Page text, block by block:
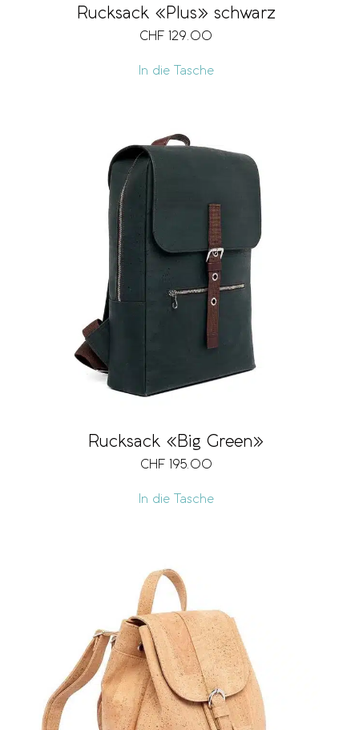
Rucksack «Plus» schwarz
CHF 129.00
In die Tasche
Rucksack «Big Green»
CHF 195.00
In die Tasche